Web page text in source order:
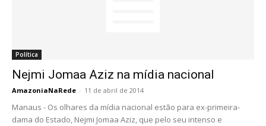
Política
Nejmi Jomaa Aziz na mídia nacional
AmazoniaNaRede - 11 de abril de 2014
Manaus - Os olhares da mídia nacional estão para ex-primeira-
dama do Estado, Nejmi Jomaa Aziz, que pelo seu intenso e